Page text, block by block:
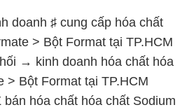
doanh ♯ cung cấp hóa chất
> Bột Format tại TP.HCM
→ kinh doanh hóa chất hóa
> Bột Format tại TP.HCM
hóa chất hóa chất Sodium